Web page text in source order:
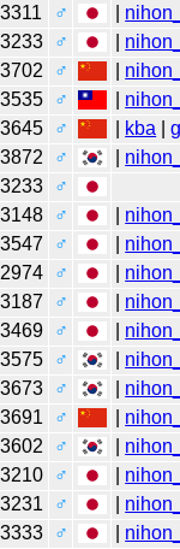
3311 ♂
3233 ♂
3702 ♂
3535 ♂
3645 ♂ kba |
3872 ♂
3233
♂
3148 ♂
3547 ♂
2974 ♂
3187 ♂
3469 ♂
3575 ♂
3673 ♂
3691 ♂
3602 ♂
3210 ♂
3231 ♂
3333 ♂